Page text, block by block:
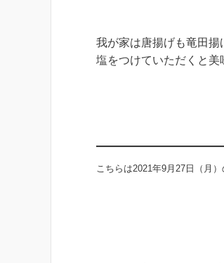
我が家は唐揚げも竜田揚
塩をつけていただくと美
こちらは2021年9月27日（月